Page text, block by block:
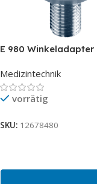
E 980 Winkeladapter
Medizintechnik
vorrätig
SKU: 12678480